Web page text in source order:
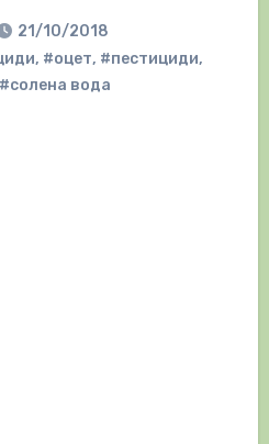
21/10/2018
, #оцет, #пестициди,
#солена вода